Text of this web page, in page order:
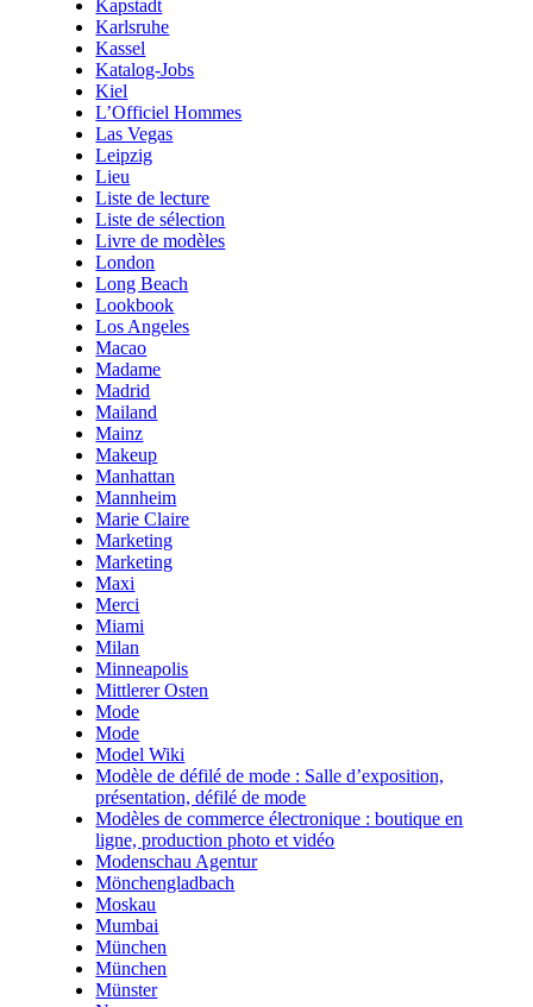
Kapstadt
Karlsruhe
Kassel
Katalog-Jobs
Kiel
L’Officiel Hommes
Las Vegas
Leipzig
Lieu
Liste de lecture
Liste de sélection
Livre de modèles
London
Long Beach
Lookbook
Los Angeles
Macao
Madame
Madrid
Mailand
Mainz
Makeup
Manhattan
Mannheim
Marie Claire
Marketing
Marketing
Maxi
Merci
Miami
Milan
Minneapolis
Mittlerer Osten
Mode
Mode
Model Wiki
Modèle de défilé de mode : Salle d’exposition,
présentation, défilé de mode
Modèles de commerce électronique : boutique en
ligne, production photo et vidéo
Modenschau Agentur
Mönchengladbach
Moskau
Mumbai
München
München
Münster